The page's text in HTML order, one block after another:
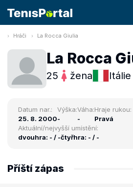
Hráči La Rocca Giulia
La Rocca
25 žena Itálie
Datum nar.:
25. 8. 2000
Výška:
-
Váha:
-
Hraje rukou:
Pravá
Aktuální/nejvyšší umístění:
dvouhra: - / -čtyřhra: - / -
Příští zápas